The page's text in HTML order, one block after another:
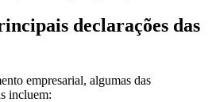
declarações das
empresarial, algumas das
incluem: